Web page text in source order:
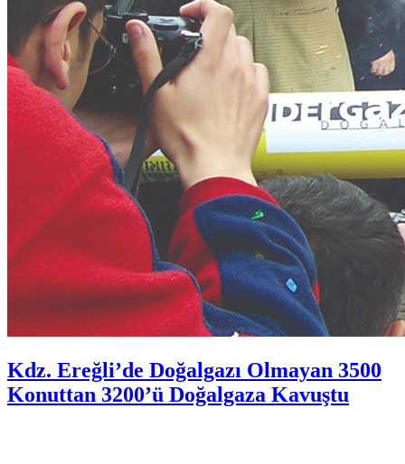
Kdz. Ereğli’de Doğalgazı Olmayan 3500
Konuttan 3200’ü Doğalgaza Kavuştu